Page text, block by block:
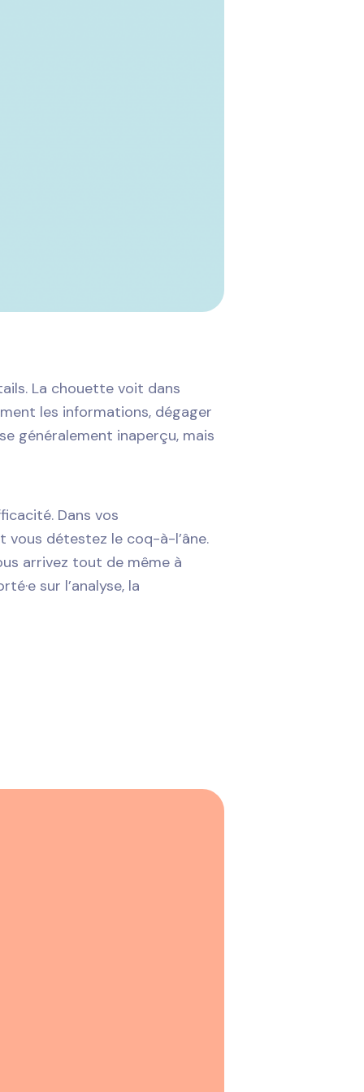
La chouette voit dans
les informations, dégager
généralement inaperçu, mais
Dans vos
détestez le coq-à-l’âne.
arrivez tout de même à
sur l’analyse, la